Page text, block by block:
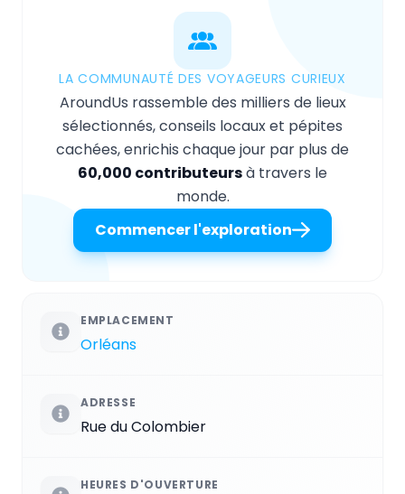
LA COMMUNAUTÉ DES VOYAGEURS CURIEUX
AroundUs rassemble des milliers de lieux
sélectionnés, conseils locaux et pépites
cachées, enrichis chaque jour par plus de
60,000 contributeursà travers le
monde.
Commencer l'exploration
EMPLACEMENT
Orléans
ADRESSE
Rue du Colombier
HEURES D'OUVERTURE